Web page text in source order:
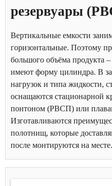
резервуары
Вертикальные емкости
горизонтальные. Поэтому
большого объёма продукта
имеют форму цилиндра. В
нагрузок и типа жидкости,
оснащаются стационарной
понтоном (РВСП) или
Изготавливаются
полотнищ, которые
после монтируются на месте.